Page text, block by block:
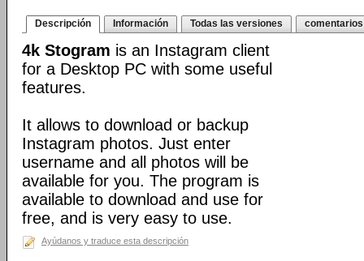
Descripción Información Todas las versiones comentarios
4k Stogram is an Instagram client
for a Desktop PC with some useful
features.
It allows to download or backup
Instagram photos. Just enter
username and all photos will be
available for you. The program is
available to download and use for
free, and is very easy to use.
Ayúdanos y traduce esta descripción